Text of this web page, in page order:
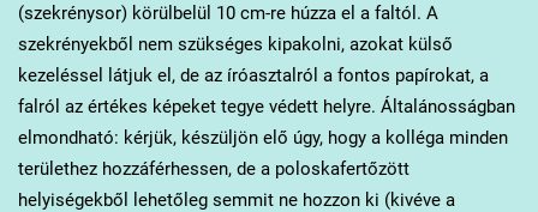
(szekrénysor) körülbelül 10 cm-re húzza el a faltól. A
szekrényekből nem szükséges kipakolni, azokat külső
kezeléssel látjuk el, de az íróasztalról a fontos papírokat, a
falról az értékes képeket tegye védett helyre. Általánosságban
elmondható: kérjük, készüljön elő úgy, hogy a kolléga minden
területhez hozzáférhessen, de a poloskafertőzött
helyiségekből lehetőleg semmit ne hozzon ki (kivéve a